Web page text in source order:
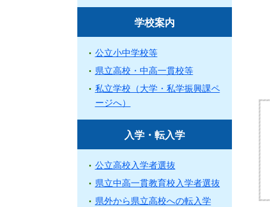
学校案内
公立小中学校等
県立高校・中高一貫校等
私立学校（大学・私学振興課ペ
ージへ）
入学・転入学
公立高校入学者選抜
県立中高一貫教育校入学者選抜
県外から県立高校への転入学